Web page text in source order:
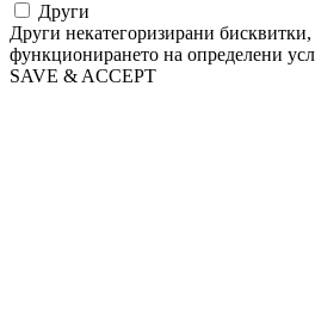
Други
Други некатегоризирани
функционирането на определени
SAVE & ACCEPT